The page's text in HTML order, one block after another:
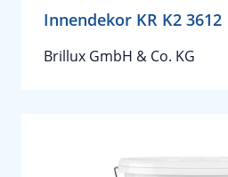
Innendekor KR K2 3612
Brillux GmbH & Co. KG